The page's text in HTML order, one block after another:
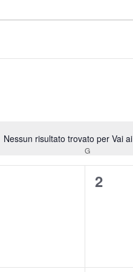
Nessun risultato trovato per Vai ai
G
0
2